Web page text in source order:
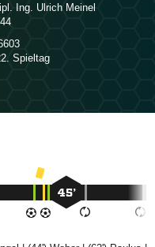
  
44
Spieltag
45’